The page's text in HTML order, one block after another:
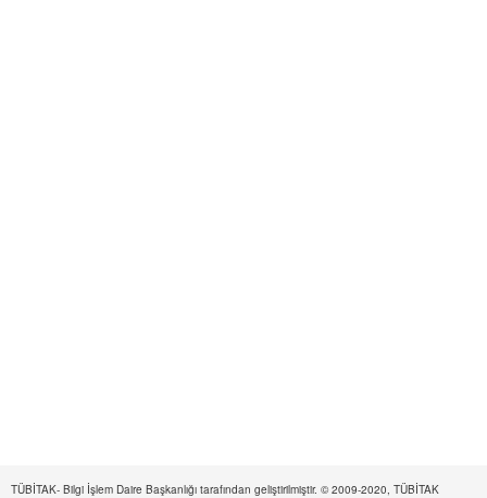
TÜBİTAK- Bilgi İşlem Daire Başkanlığı tarafından geliştirilmiştir. © 2009-2020, TÜBİTAK